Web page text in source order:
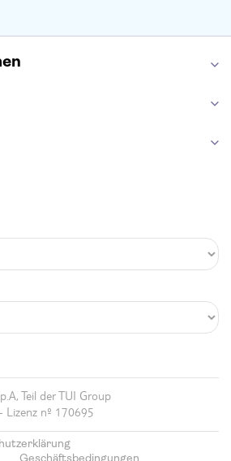
Teil der TUI Group
Lizenz nº 170695
Geschäftsbedingungen